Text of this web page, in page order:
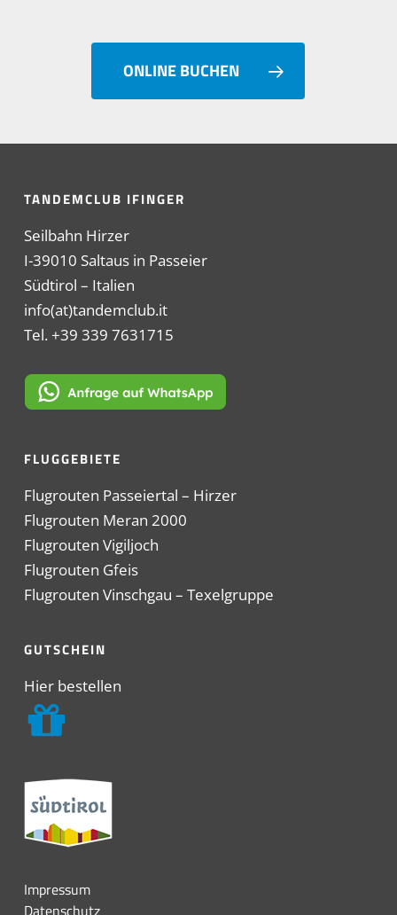
ONLINE BUCHEN
TANDEMCLUB IFINGER
Seilbahn Hirzer
I-39010 Saltaus in Passeier
Südtirol – Italien
info(at)tandemclub.it
Tel. +39 339 7631715
FLUGGEBIETE
Flugrouten Passeiertal – Hirzer
Flugrouten Meran 2000
Flugrouten Vigiljoch
Flugrouten Gfeis
Flugrouten Vinschgau – Texelgruppe
GUTSCHEIN
Hier bestellen
Impressum
Datenschutz